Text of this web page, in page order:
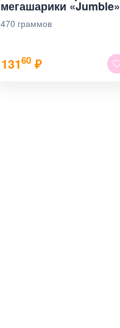
мегашарики «Jumble»
470 граммов
13160 ₽